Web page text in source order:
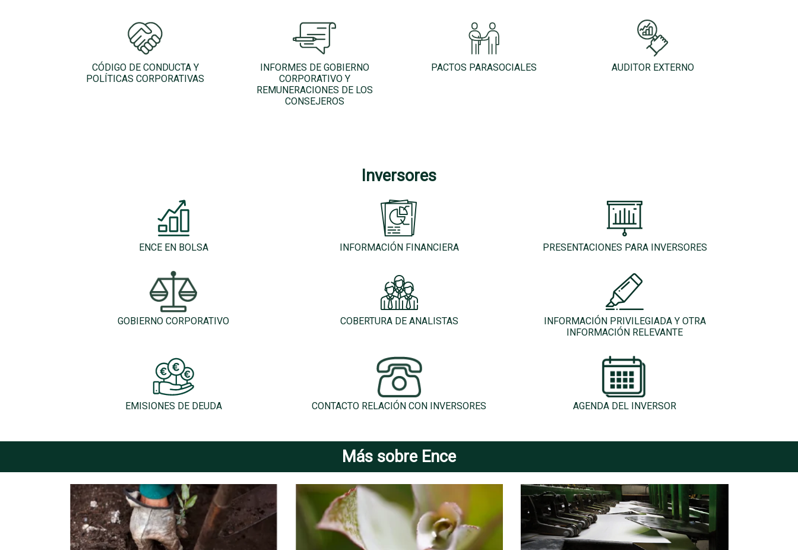
CÓDIGO DE CONDUCTA Y
POLÍTICAS CORPORATIVAS
INFORMES DE GOBIERNO
CORPORATIVO Y
REMUNERACIONES DE LOS
CONSEJEROS
PACTOS PARASOCIALES AUDITOR EXTERNO
Inversores
ENCE EN BOLSA INFORMACIÓN FINANCIERA PRESENTACIONES PARA INVERSORES
GOBIERNO CORPORATIVO COBERTURA DE ANALISTAS
INFORMACIÓN PRIVILEGIADA Y OTRA
INFORMACIÓN RELEVANTE
EMISIONES DE DEUDA CONTACTO RELACIÓN CON INVERSORES AGENDA DEL INVERSOR
Más sobre Ence